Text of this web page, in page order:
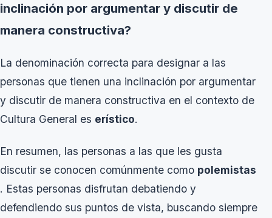
inclinación por argumentar y discutir de
manera constructiva?
La denominación correcta para designar a las
personas que tienen una inclinación por argumentar
y discutir de manera constructiva en el contexto de
Cultura General es erístico.
En resumen, las personas a las que les gusta
discutir se conocen comúnmente como polemistas
. Estas personas disfrutan debatiendo y
defendiendo sus puntos de vista, buscando siempre